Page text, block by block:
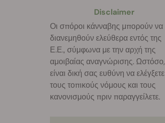
Disclaimer
Οι σπόροι κάνναβης μπορούν να
διανεμηθούν ελεύθερα εντός της
Ε.Ε., σύμφωνα με την αρχή της
αμοιβαίας αναγνώρισης. Ωστόσο,
είναι δική σας ευθύνη να ελέγξετε
τους τοπικούς νόμους και τους
κανονισμούς πριν παραγγείλετε.